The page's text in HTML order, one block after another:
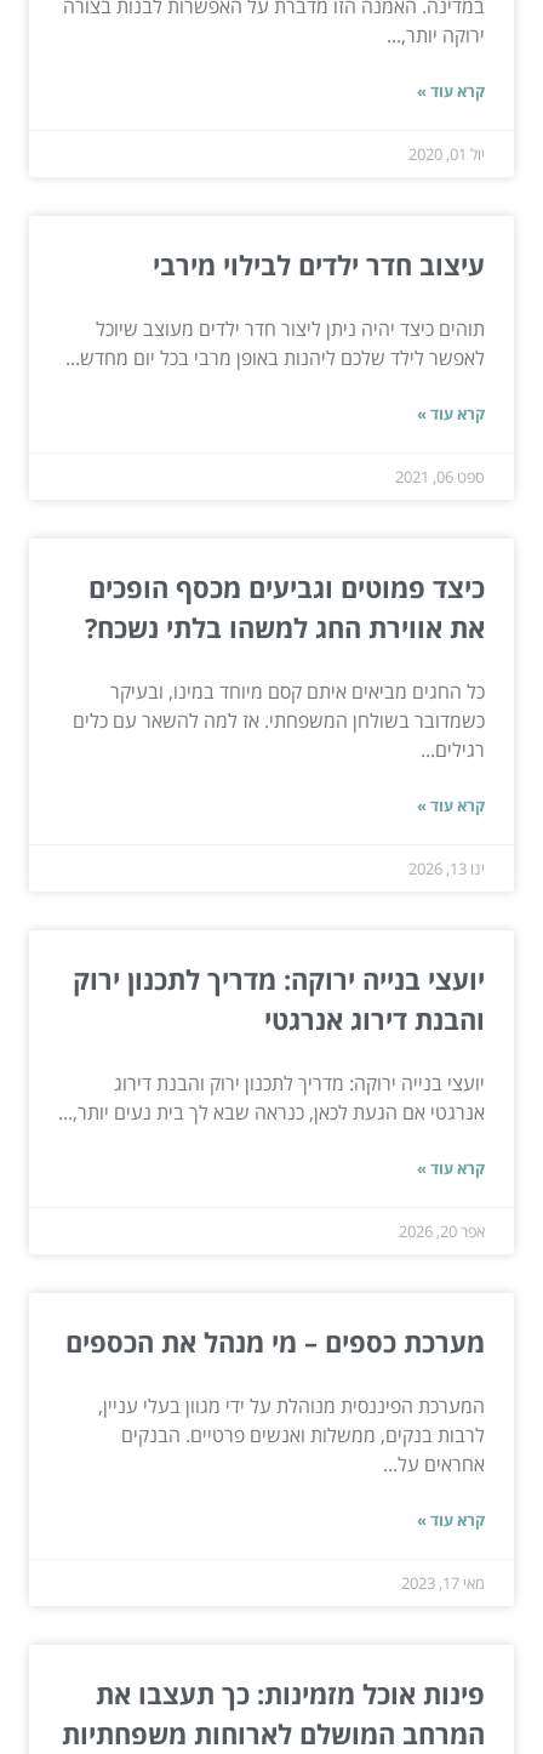
במדינה. האמנה הזו מדברת על האפשרות לבנות בצורה
ירוקה יותר,...
קרא עוד »
יול 01, 2020
עיצוב חדר ילדים לבילוי מירבי
תוהים כיצד יהיה ניתן ליצור חדר ילדים מעוצב שיוכל
לאפשר לילד שלכם ליהנות באופן מרבי בכל יום מחדש...
קרא עוד »
ספט 06, 2021
כיצד פמוטים וגביעים מכסף הופכים
את אווירת החג למשהו בלתי נשכח?
כל החגים מביאים איתם קסם מיוחד במינו, ובעיקר
כשמדובר בשולחן המשפחתי. אז למה להשאר עם כלים
רגילים...
קרא עוד »
ינו 13, 2026
יועצי בנייה ירוקה: מדריך לתכנון ירוק
והבנת דירוג אנרגטי
יועצי בנייה ירוקה: מדריך לתכנון ירוק והבנת דירוג
אנרגטי אם הגעת לכאן, כנראה שבא לך בית נעים יותר,...
קרא עוד »
אפר 20, 2026
מערכת כספים – מי מנהל את הכספים
המערכת הפיננסית מנוהלת על ידי מגוון בעלי עניין,
לרבות בנקים, ממשלות ואנשים פרטיים. הבנקים
אחראים על...
קרא עוד »
מאי 17, 2023
פינות אוכל מזמינות: כך תעצבו את
המרחב המושלם לארוחות משפחתיות